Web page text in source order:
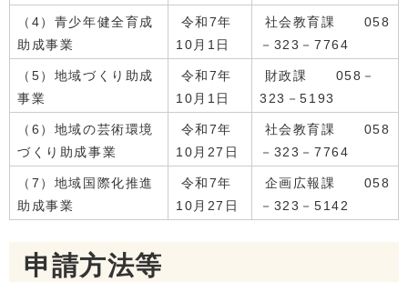
（4）青少年健全育成
助成事業
令和7年
10月1日
社会教育課 058
－323－7764
（5）地域づくり助成
事業
令和7年
10月1日
財政課 058－
323－5193
（6）地域の芸術環境
づくり助成事業
令和7年
10月27日
社会教育課 058
－323－7764
（7）地域国際化推進
助成事業
令和7年
10月27日
企画広報課 058
－323－5142
申請方法等